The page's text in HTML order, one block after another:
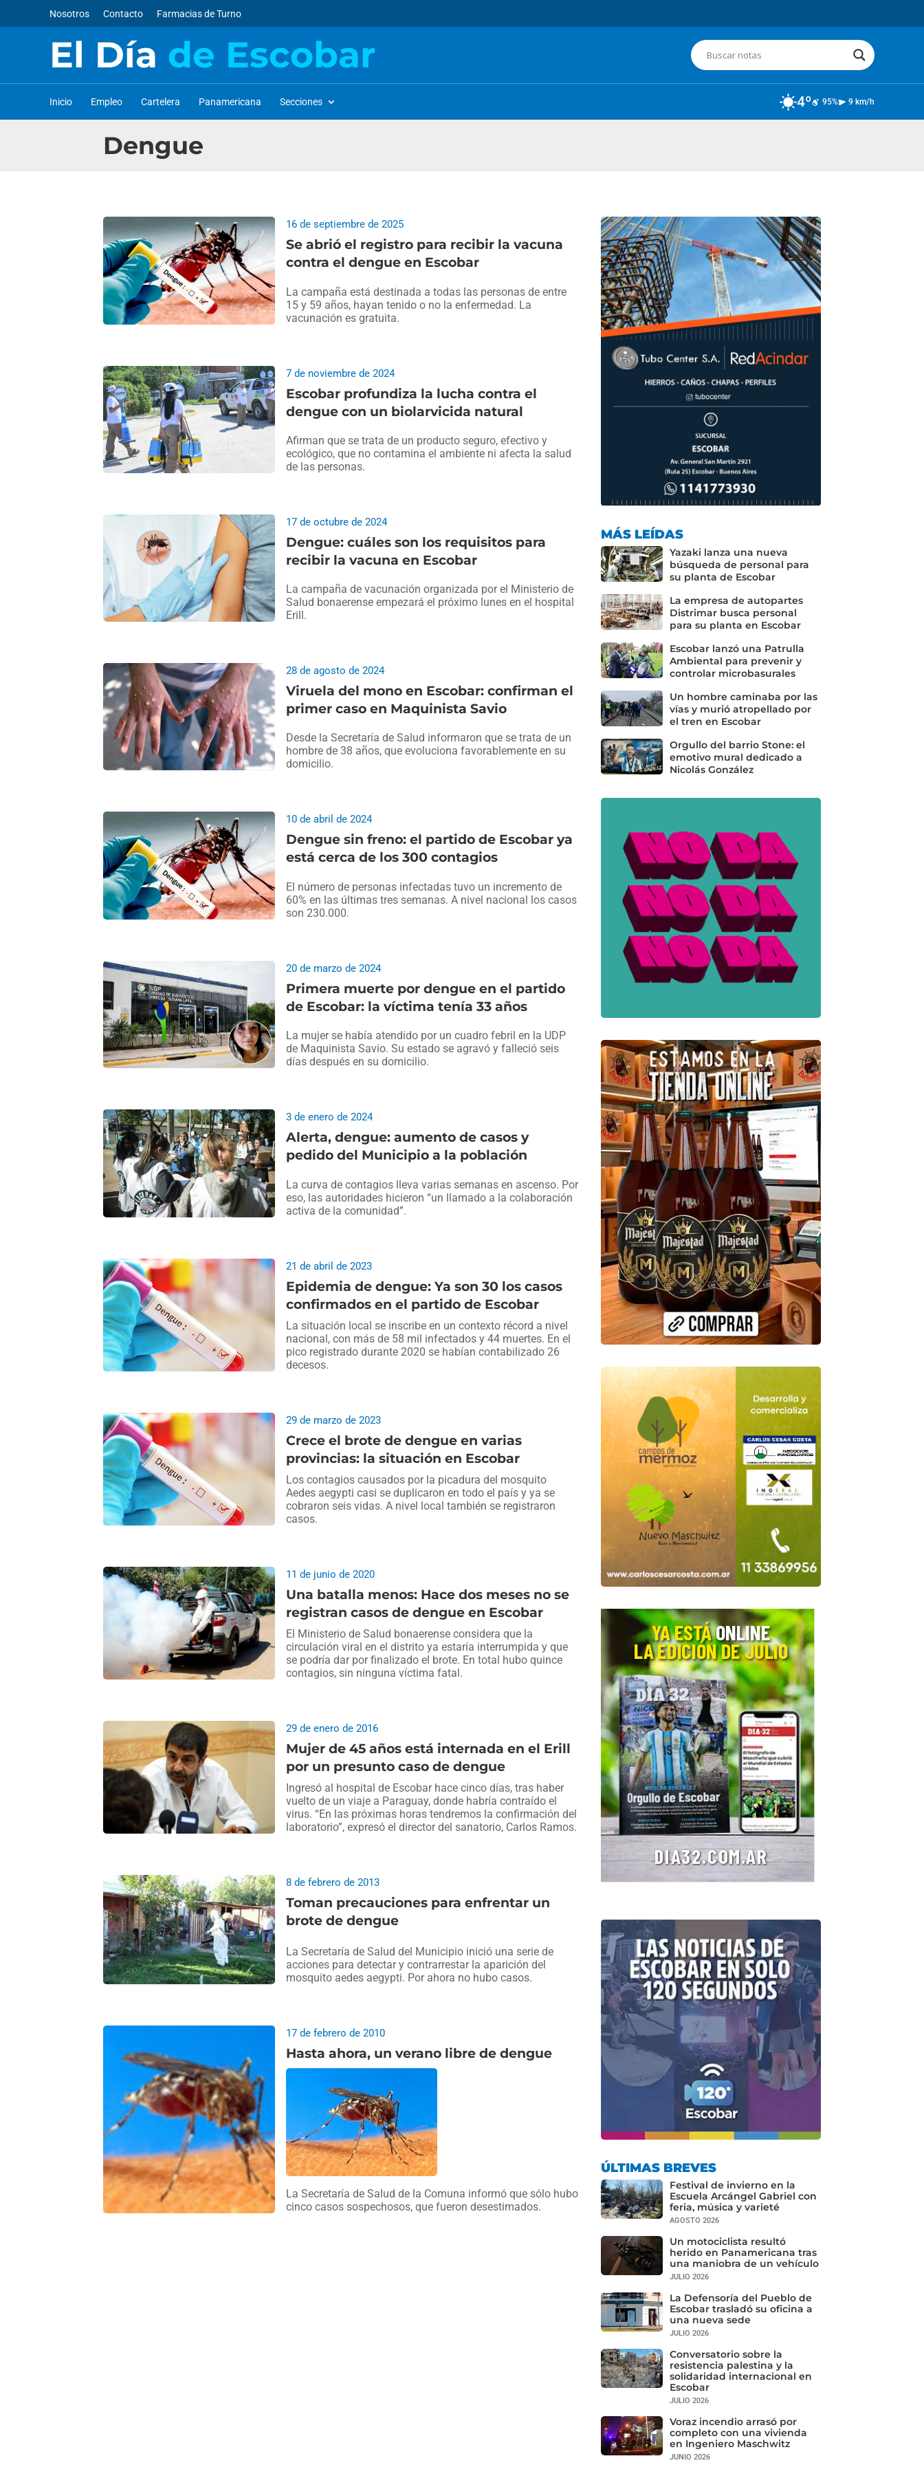
Nosotros Contacto Farmacias de Turno
El Día de Escobar
Inicio Empleo Cartelera Panamericana Secciones 4º 95% 9 km/h
Dengue
Se abrió el registro para recibir la vacuna
contra el dengue en Escobar
16 de septiembre de 2025
La campaña está destinada a todas las personas de entre
15 y 59 años, hayan tenido o no la enfermedad. La
vacunación es gratuita.
Escobar profundiza la lucha contra el
dengue con un biolarvicida natural
7 de noviembre de 2024
Afirman que se trata de un producto seguro, efectivo y
ecológico, que no contamina el ambiente ni afecta la salud
de las personas.
Dengue: cuáles son los requisitos para
recibir la vacuna en Escobar
17 de octubre de 2024
La campaña de vacunación organizada por el Ministerio de
Salud bonaerense empezará el próximo lunes en el hospital
Erill.
Viruela del mono en Escobar: confirman el
primer caso en Maquinista Savio
28 de agosto de 2024
Desde la Secretaría de Salud informaron que se trata de un
hombre de 38 años, que evoluciona favorablemente en su
domicilio.
Dengue sin freno: el partido de Escobar ya
está cerca de los 300 contagios
10 de abril de 2024
El número de personas infectadas tuvo un incremento de
60% en las últimas tres semanas. A nivel nacional los casos
son 230.000.
Primera muerte por dengue en el partido
de Escobar: la víctima tenía 33 años
20 de marzo de 2024
La mujer se había atendido por un cuadro febril en la UDP
de Maquinista Savio. Su estado se agravó y falleció seis
días después en su domicilio.
Alerta, dengue: aumento de casos y
pedido del Municipio a la población
3 de enero de 2024
La curva de contagios lleva varias semanas en ascenso. Por
eso, las autoridades hicieron “un llamado a la colaboración
activa de la comunidad”.
Epidemia de dengue: Ya son 30 los casos
confirmados en el partido de Escobar
21 de abril de 2023
La situación local se inscribe en un contexto récord a nivel
nacional, con más de 58 mil infectados y 44 muertes. En el
pico registrado durante 2020 se habían contabilizado 26
decesos.
Crece el brote de dengue en varias
provincias: la situación en Escobar
29 de marzo de 2023
Los contagios causados por la picadura del mosquito
Aedes aegypti casi se duplicaron en todo el país y ya se
cobraron seis vidas. A nivel local también se registraron
casos.
Una batalla menos: Hace dos meses no se
registran casos de dengue en Escobar
11 de junio de 2020
El Ministerio de Salud bonaerense considera que la
circulación viral en el distrito ya estaría interrumpida y que
se podría dar por finalizado el brote. En total hubo quince
contagios, sin ninguna víctima fatal.
Mujer de 45 años está internada en el Erill
por un presunto caso de dengue
29 de enero de 2016
Ingresó al hospital de Escobar hace cinco días, tras haber
vuelto de un viaje a Paraguay, donde habría contraído el
virus. “En las próximas horas tendremos la confirmación del
laboratorio”, expresó el director del sanatorio, Carlos Ramos.
Toman precauciones para enfrentar un
brote de dengue
8 de febrero de 2013
La Secretaría de Salud del Municipio inició una serie de
acciones para detectar y contrarrestar la aparición del
mosquito aedes aegypti. Por ahora no hubo casos.
Hasta ahora, un verano libre de dengue
17 de febrero de 2010
La Secretaría de Salud de la Comuna informó que sólo hubo
cinco casos sospechosos, que fueron desestimados.
MÁS LEÍDAS
Yazaki lanza una nueva
búsqueda de personal para
su planta de Escobar
La empresa de autopartes
Distrimar busca personal
para su planta en Escobar
Escobar lanzó una Patrulla
Ambiental para prevenir y
controlar microbasurales
Un hombre caminaba por las
vías y murió atropellado por
el tren en Escobar
Orgullo del barrio Stone: el
emotivo mural dedicado a
Nicolás González
ÚLTIMAS BREVES
Festival de invierno en la
Escuela Arcángel Gabriel con
feria, música y varieté
AGOSTO 2026
Un motociclista resultó
herido en Panamericana tras
una maniobra de un vehículo
JULIO 2026
La Defensoría del Pueblo de
Escobar trasladó su oficina a
una nueva sede
JULIO 2026
Conversatorio sobre la
resistencia palestina y la
solidaridad internacional en
Escobar
JULIO 2026
Voraz incendio arrasó por
completo con una vivienda
en Ingeniero Maschwitz
JUNIO 2026